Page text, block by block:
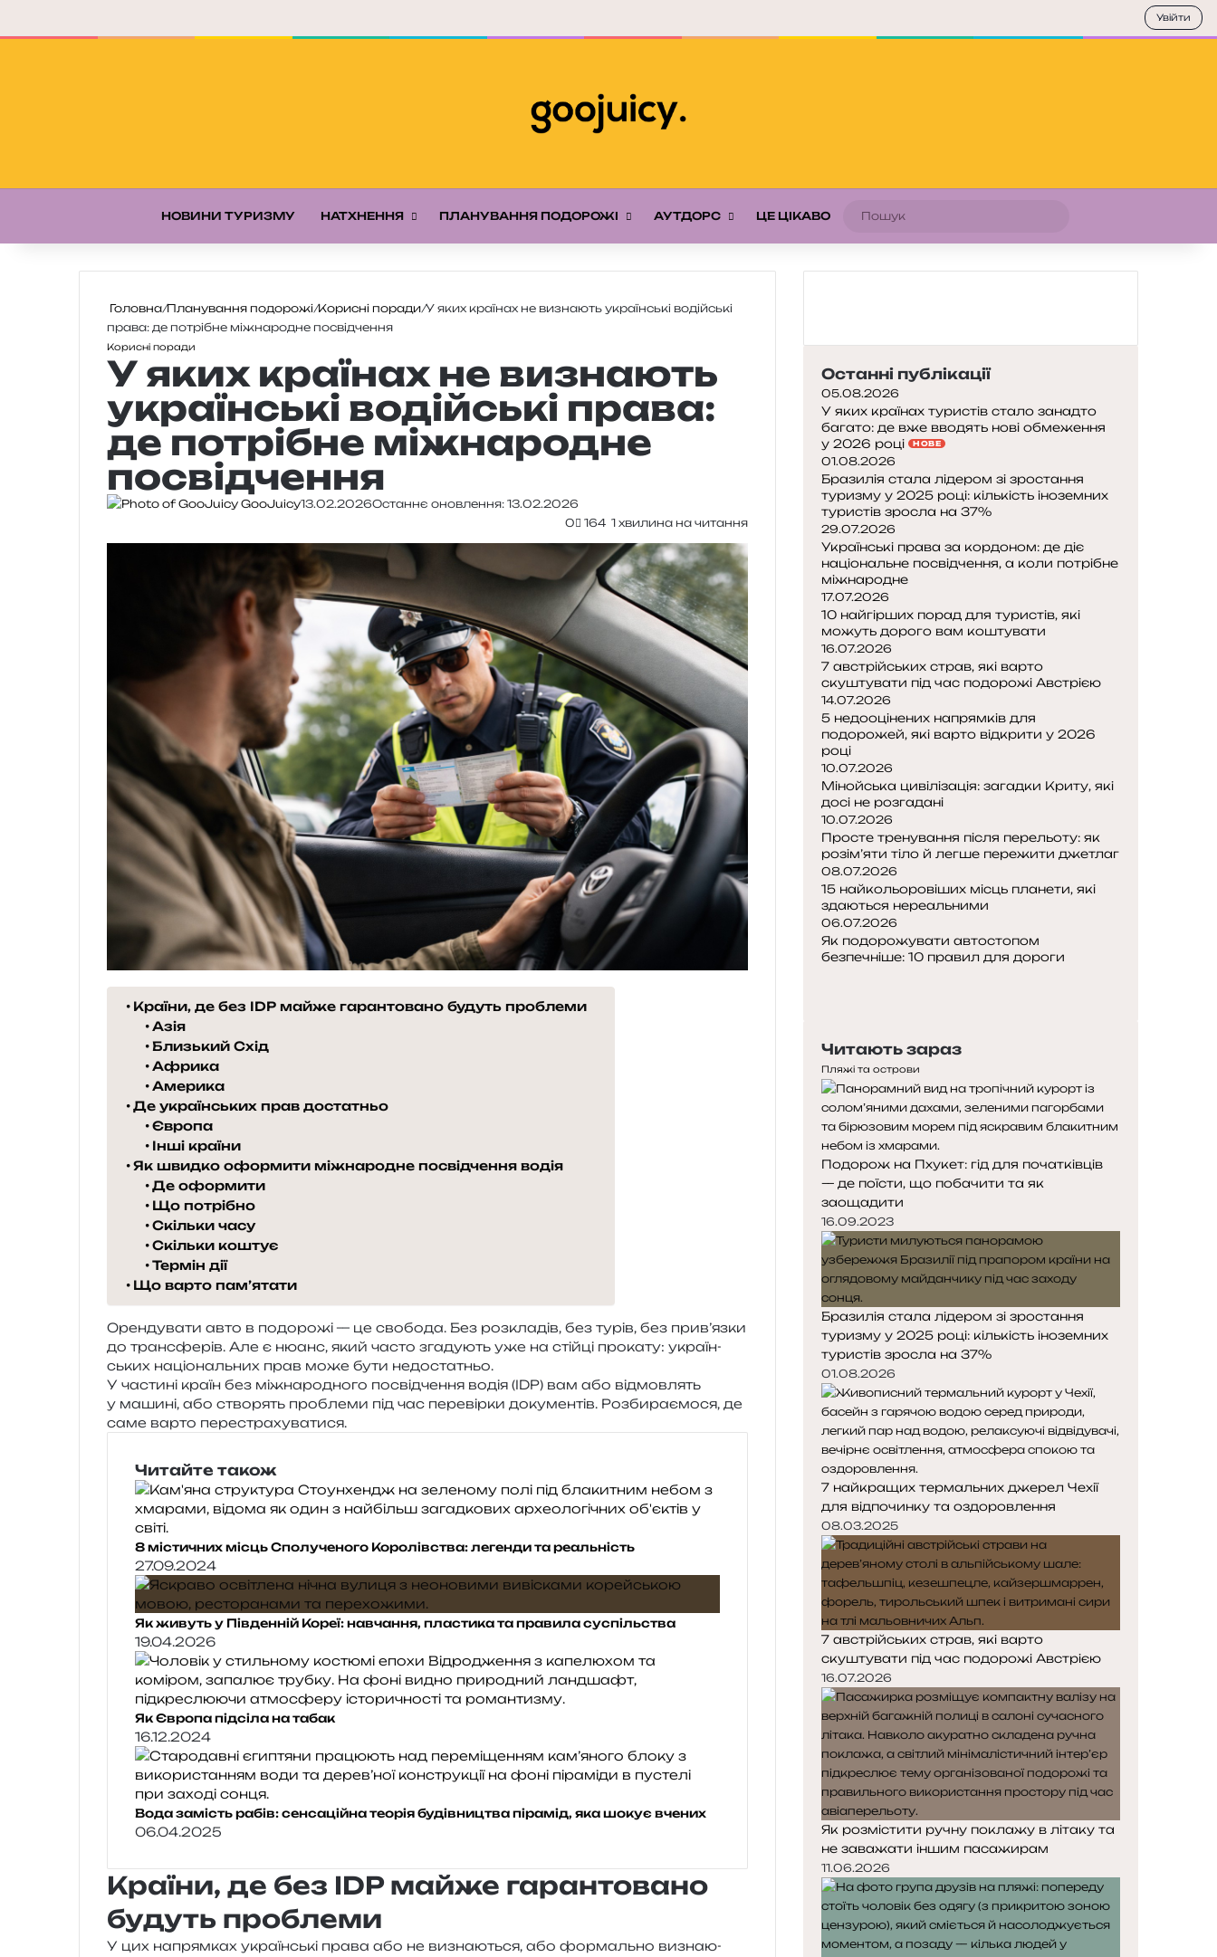
НОВИНИ ТУРИЗМУ НАТХНЕННЯ ПЛАНУВАННЯ ПОДОРОЖІ АУТДОРС ЦЕ ЦІКАВО
Головна/Планування подорожі/Корисні поради/У яких країнах не визнають українські водійські
права: де потрібне міжнародне посвідчення
Корисні поради
У яких країнах не визнають
українські водійські права:
де потрібне міжнародне
посвідчення
GooJuicy13.02.2026Останнє оновлення: 13.02.2026
0
164 1 хвилина на читання
Країни, де без IDP майже гарантовано будуть проблеми
Азія
Близький Схід
Африка
Америка
Де українських прав достатньо
Європа
Інші країни
Як швидко оформити міжнародне посвідчення водія
Де оформити
Що потрібно
Скільки часу
Скільки коштує
Термін дії
Що варто пам’ятати
Орендувати авто в подо­ро­жі — це сво­бо­да. Без роз­кла­дів, без турів, без прив’язки
до трансфе­рів. Але є нюанс, який часто зга­ду­ють уже на стій­ці про­ка­ту: укра­їн­
ських націо­наль­них прав може бути недостатньо.
У части­ні країн без між­на­ро­дно­го посвід­че­н­ня водія (IDP) вам або від­мов­лять
у маши­ні, або ство­рять про­бле­ми під час пере­вір­ки доку­мен­тів. Розбираємося, де
саме варто перестрахуватися.
Читайте також
8 містичних місць Сполученого Королівства: легенди та реальність
27.09.2024
Як живуть у Південній Кореї: навчання, пластика та правила суспільства
19.04.2026
Як Європа підсіла на табак
16.12.2024
Вода замість рабів: сенсаційна теорія будівництва пірамід, яка шокує вчених
06.04.2025
Країни, де без IDP майже гарантовано
будуть проблеми
У цих напрям­ках укра­їн­ські права або не визна­ю­ться, або фор­маль­но визна­ю­
Останні публікації
05.08.2026
У яких країнах туристів стало занадто
багато: де вже вводять нові обмеження
у 2026 році
НОВЕ
01.08.2026
Бразилія стала лідером зі зростання
туризму у 2025 році: кількість іноземних
туристів зросла на 37%
29.07.2026
Українські права за кордоном: де діє
національне посвідчення, а коли потрібне
міжнародне
17.07.2026
10 найгірших порад для туристів, які
можуть дорого вам коштувати
16.07.2026
7 австрійських страв, які варто
скуштувати під час подорожі Австрією
14.07.2026
5 недооцінених напрямків для
подорожей, які варто відкрити у 2026
році
10.07.2026
Мінойська цивілізація: загадки Криту, які
досі не розгадані
10.07.2026
Просте тренування після перельоту: як
розім’яти тіло й легше пережити джетлаг
08.07.2026
15 найкольоровіших місць планети, які
здаються нереальними
06.07.2026
Як подорожувати автостопом
безпечніше: 10 правил для дороги
Читають зараз
Пляжі та острови
Подорож на Пхукет: гід для початківців
— де поїсти, що побачити та як
заощадити
16.09.2023
Бразилія стала лідером зі зростання
туризму у 2025 році: кількість іноземних
туристів зросла на 37%
01.08.2026
7 найкращих термальних джерел Чехії
для відпочинку та оздоровлення
08.03.2025
7 австрійських страв, які варто
скуштувати під час подорожі Австрією
16.07.2026
Як розмістити ручну поклажу в літаку та
не заважати іншим пасажирам
11.06.2026
Увійти